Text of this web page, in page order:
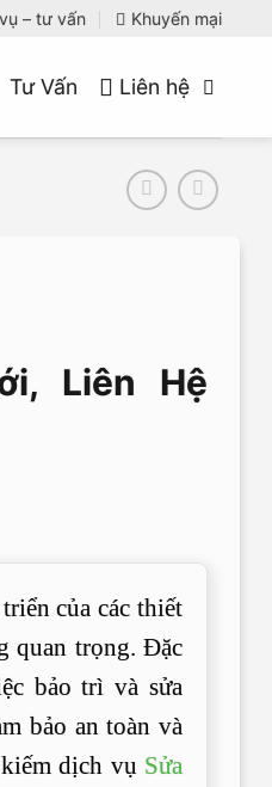
– tư vấn Khuyến mại
Tư Vấn Liên hệ
Liên Hệ
của các thiết
quan trọng. Đặc
bảo trì và sửa
bảo an toàn và
dịch vụ Sửa